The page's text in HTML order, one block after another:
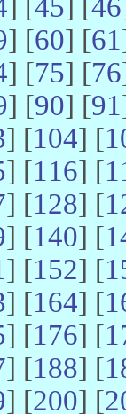
] [45] [46
] [60] [61
] [75] [76
] [90] [91
] [104] [
] [116] [
] [128] [
] [140] [
] [152] [
] [164] [
] [176] [
] [188] [
] [200] [